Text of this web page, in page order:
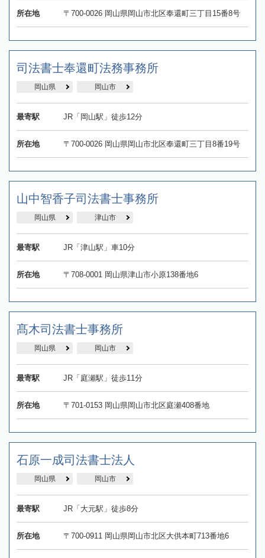
所在地 〒700-0026 岡山県岡山市北区奉還町三丁目15番8号
司法書士奉還町法務事務所
岡山県 岡山市
最寄駅 JR「岡山駅」徒歩12分
所在地 〒700-0026 岡山県岡山市北区奉還町三丁目8番19号
山中智香子司法書士事務所
岡山県 津山市
最寄駅 JR「津山駅」車10分
所在地 〒708-0001 岡山県津山市小原138番地6
髙木司法書士事務所
岡山県 岡山市
最寄駅 JR「庭瀬駅」徒歩11分
所在地 〒701-0153 岡山県岡山市北区庭瀬408番地
石原一成司法書士法人
岡山県 岡山市
最寄駅 JR「大元駅」徒歩8分
所在地 〒700-0911 岡山県岡山市北区大供本町713番地6